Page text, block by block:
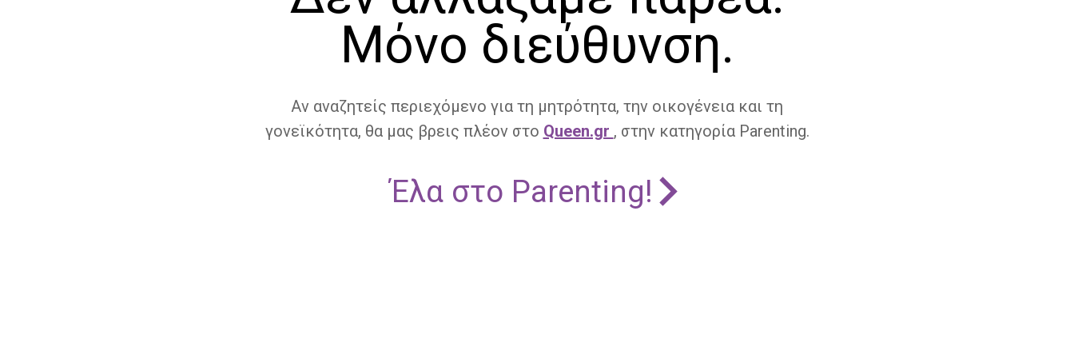
Μόνο διεύθυνση.
Αν αναζητείς περιεχόμενο για τη μητρότητα, την οικογένεια και τη
γονεϊκότητα, θα μας βρεις πλέον στο Queen.gr , στην κατηγορία Parenting.
Έλα στο Parenting!